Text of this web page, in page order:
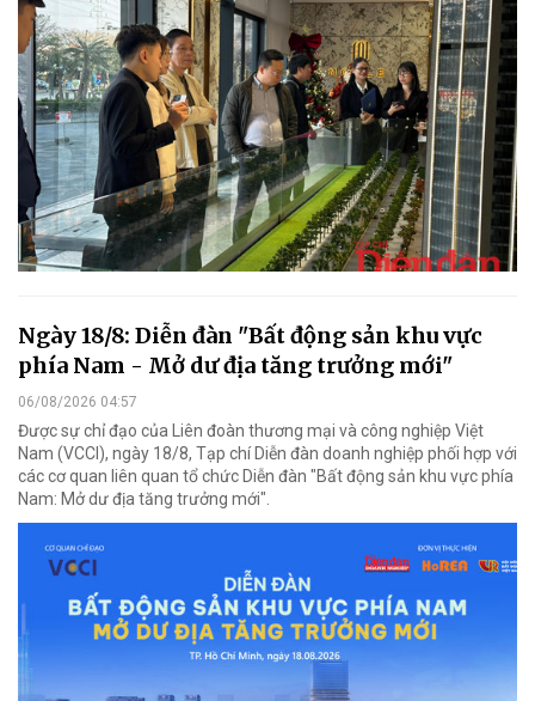
Ngày 18/8: Diễn đàn "Bất động sản khu vực
phía Nam - Mở dư địa tăng trưởng mới"
06/08/2026 04:57
Được sự chỉ đạo của Liên đoàn thương mại và công nghiệp Việt
Nam (VCCI), ngày 18/8, Tạp chí Diễn đàn doanh nghiệp phối hợp với
các cơ quan liên quan tổ chức Diễn đàn "Bất động sản khu vực phía
Nam: Mở dư địa tăng trưởng mới".